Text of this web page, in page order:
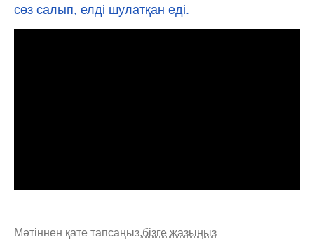
сөз салып, елді шулатқан еді.
Мәтіннен қате тапсаңыз,бізге жазыңыз